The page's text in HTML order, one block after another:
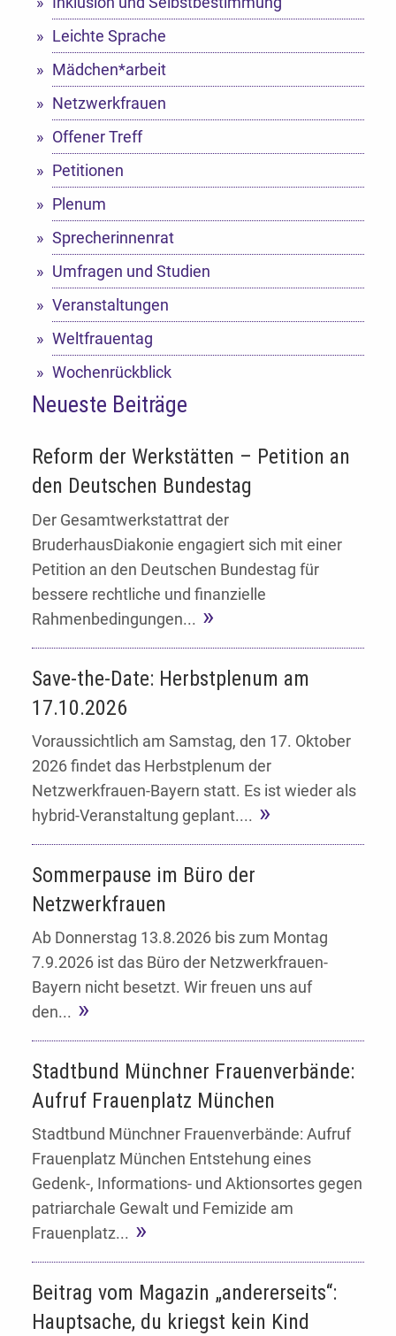
Leichte Sprache
Mädchen*arbeit
Netzwerkfrauen
Offener Treff
Petitionen
Plenum
Sprecherinnenrat
Umfragen und Studien
Veranstaltungen
Weltfrauentag
Wochenrückblick
Neueste Beiträge
Reform der Werkstätten – Petition an
den Deutschen Bundestag
Der Gesamtwerkstattrat der
BruderhausDiakonie engagiert sich mit einer
Petition an den Deutschen Bundestag für
bessere rechtliche und finanzielle
Rahmenbedingungen...
Save-the-Date: Herbstplenum am
17.10.2026
Voraussichtlich am Samstag, den 17. Oktober
2026 findet das Herbstplenum der
Netzwerkfrauen-Bayern statt. Es ist wieder als
hybrid-Veranstaltung geplant....
Sommerpause im Büro der
Netzwerkfrauen
Ab Donnerstag 13.8.2026 bis zum Montag
7.9.2026 ist das Büro der Netzwerkfrauen-
Bayern nicht besetzt. Wir freuen uns auf
den...
Stadtbund Münchner Frauenverbände:
Aufruf Frauenplatz München
Stadtbund Münchner Frauenverbände: Aufruf
Frauenplatz München Entstehung eines
Gedenk-, Informations- und Aktionsortes gegen
patriarchale Gewalt und Femizide am
Frauenplatz...
Beitrag vom Magazin „andererseits“:
Hauptsache, du kriegst kein Kind